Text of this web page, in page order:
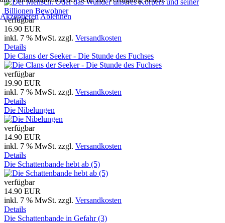
verfügbar
16.90 EUR
inkl. 7 % MwSt. zzgl. Versandkosten
Details
Die Clans der Seeker - Die Stunde des Fuchses
verfügbar
19.90 EUR
inkl. 7 % MwSt. zzgl. Versandkosten
Details
Die Nibelungen
verfügbar
14.90 EUR
inkl. 7 % MwSt. zzgl. Versandkosten
Details
Die Schattenbande hebt ab (5)
verfügbar
14.90 EUR
inkl. 7 % MwSt. zzgl. Versandkosten
Details
Die Schattenbande in Gefahr (3)
AkzeptierenAblehnen